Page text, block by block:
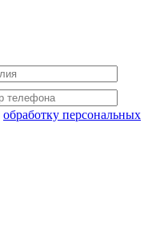
обработку персональных